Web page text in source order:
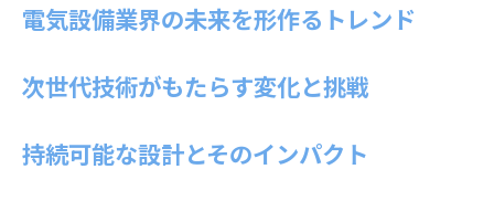
電気設備業界の未来を形作るトレンド
次世代技術がもたらす変化と挑戦
持続可能な設計とそのインパクト